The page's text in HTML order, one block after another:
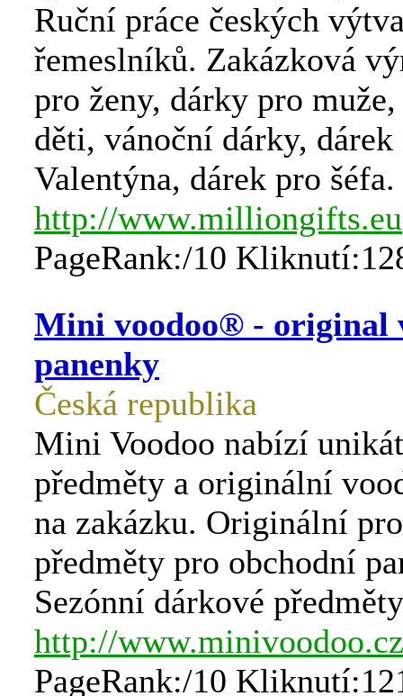
Ruční práce českých
řemeslníků. Zakázková
pro ženy, dárky pro
děti, vánoční dárky, dárek
Valentýna, dárek pro šéfa.
http://www.milliongifts.eu
PageRank:/10
Mini voodoo® - original
panenky
Česká republika
Mini Voodoo nabízí
předměty a originální
na zakázku. Originální
předměty pro obchodní
Sezónní dárkové
http://www.minivoodoo.cz
PageRank:/10